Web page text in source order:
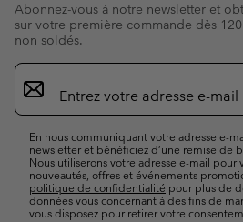
Abonnez-vous à notre newsletter et
sur votre première commande dès 120
non soldés.
Inscription
par
e-
En nous communiquant votre adresse e-
newsletter et bénéficiez d’une remise de
Nous utiliserons votre adresse e-mail
nouveautés, offres et événements
politique de confidentialité pour plus de
données vous concernant à des fins de
vous disposez pour retirer votre